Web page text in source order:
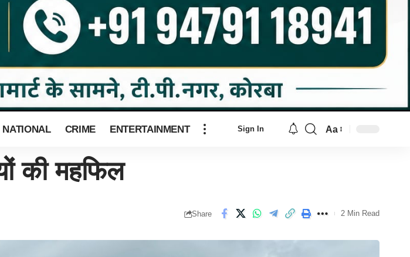
NATIONAL CRIME ENTERTAINMENT Sign In Aa
की महफिल
Share 2 Min Read